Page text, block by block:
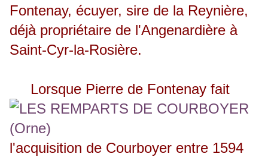
Fontenay, écuyer, sire de la Reynière,
déjà propriétaire de l'Angenardière à
Saint-Cyr-la-Rosière.
Lorsque Pierre de Fontenay fait
l'acquisition de Courboyer entre 1594